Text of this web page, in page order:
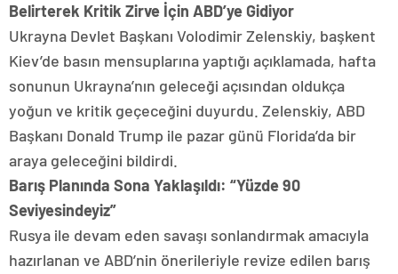
Belirterek Kritik Zirve İçin ABD’ye Gidiyor
Ukrayna Devlet Başkanı Volodimir Zelenskiy, başkent
Kiev’de basın mensuplarına yaptığı açıklamada, hafta
sonunun Ukrayna’nın geleceği açısından oldukça
yoğun ve kritik geçeceğini duyurdu. Zelenskiy, ABD
Başkanı Donald Trump ile pazar günü Florida’da bir
araya geleceğini bildirdi.
Barış Planında Sona Yaklaşıldı: “Yüzde 90
Seviyesindeyiz”
Rusya ile devam eden savaşı sonlandırmak amacıyla
hazırlanan ve ABD’nin önerileriyle revize edilen barış